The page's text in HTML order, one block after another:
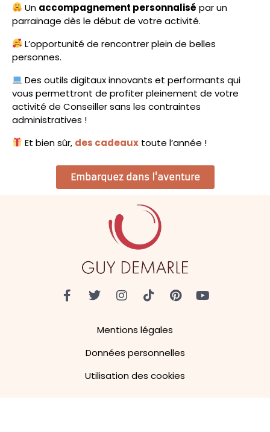
Un accompagnement personnalisé par un
parrainage dès le début de votre activité.
L’opportunité de rencontrer plein de belles
personnes.
Des outils digitaux innovants et performants qui
vous permettront de profiter pleinement de votre
activité de Conseiller sans les contraintes
administratives !
Et bien sûr, des cadeaux toute l’année !
Embarquez dans l'aventure
Mentions légales
Données personnelles
Utilisation des cookies